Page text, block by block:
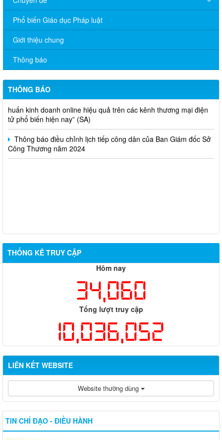
Phổ biến Giáo dục Pháp luật
Giới thiệu chung
Thông báo
THÔNG BÁO
và hoạt động mua bán khí trên địa bàn tỉnh năm 2025 (nhắc lần
2).
Thông báo bán thanh lý tài sản công theo hình thức chỉ định
Thông báo lựa chọn nhà thầu thực hiện gói thầu: “tổ chức tập
huấn kinh doanh online hiệu quả trên các kênh thương mại điện
tử phổ biến hiện nay” (SA)
Thông báo điều chỉnh lịch tiếp công dân của Ban Giám đốc Sở
Công Thương năm 2024
THỐNG KÊ TRUY CẬP
Hôm nay
34,060
Tổng lượt truy cập
10,036,052
LIÊN KẾT WEBSITE
Website thường dùng
TIN CHỈ ĐẠO - ĐIỀU HÀNH